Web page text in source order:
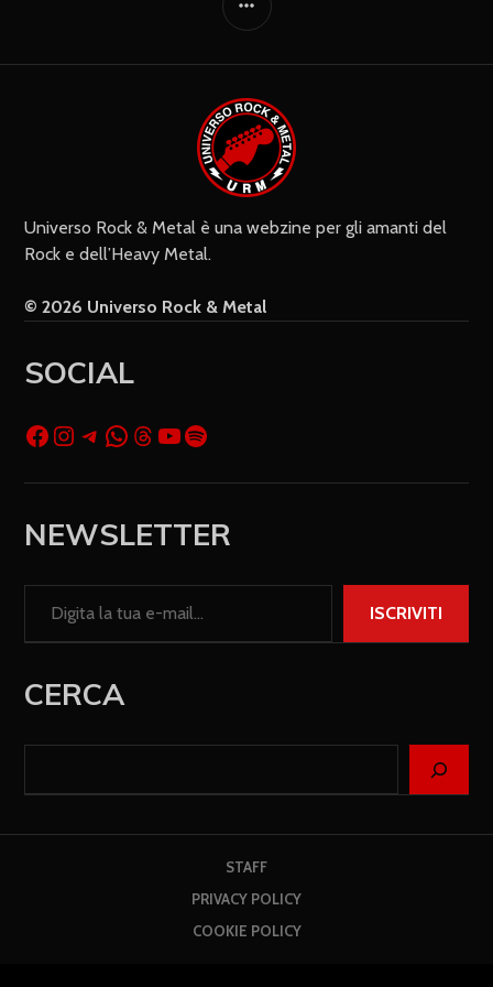
Giornalmente
Settimanalmente
Ricevi i nuovi commenti via e-mail
Do il mio consenso affinché un
cookie salvi i miei dati (nome, e-mail,
sito web) per il prossimo commento.
Universo Rock & Metal è una webzine per gli amanti del
Rock e dell’Heavy Metal.
© 2026 Universo Rock & Metal
SOCIAL
NEWSLETTER
ISCRIVITI
CERCA
STAFF
PRIVACY POLICY
COOKIE POLICY